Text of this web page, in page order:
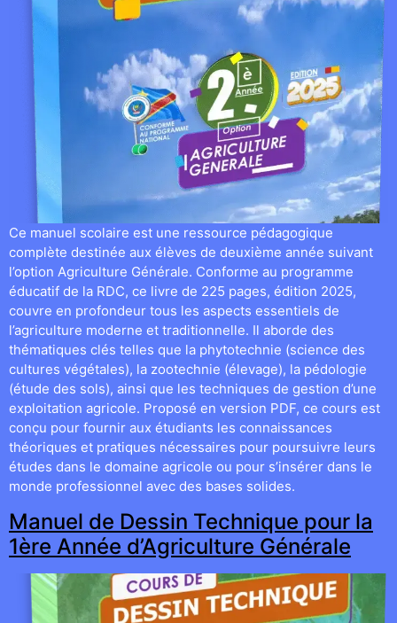
Ce manuel scolaire est une ressource pédagogique
complète destinée aux élèves de deuxième année suivant
l’option Agriculture Générale. Conforme au programme
éducatif de la RDC, ce livre de 225 pages, édition 2025,
couvre en profondeur tous les aspects essentiels de
l’agriculture moderne et traditionnelle. Il aborde des
thématiques clés telles que la phytotechnie (science des
cultures végétales), la zootechnie (élevage), la pédologie
(étude des sols), ainsi que les techniques de gestion d’une
exploitation agricole. Proposé en version PDF, ce cours est
conçu pour fournir aux étudiants les connaissances
théoriques et pratiques nécessaires pour poursuivre leurs
études dans le domaine agricole ou pour s’insérer dans le
monde professionnel avec des bases solides.
Manuel de Dessin Technique pour la
1ère Année d’Agriculture Générale